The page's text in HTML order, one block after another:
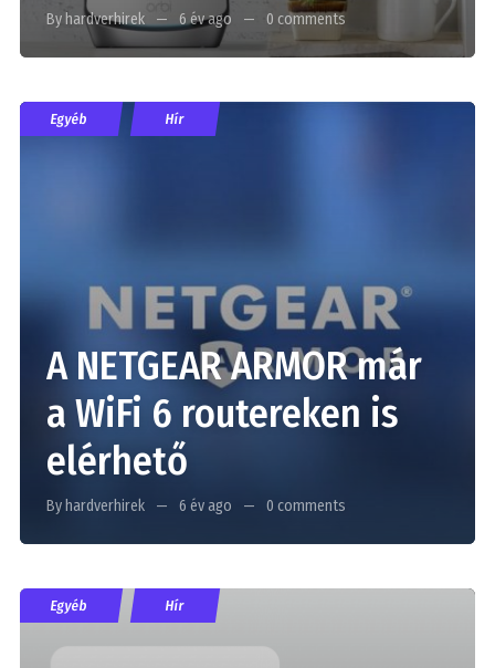
By hardverhirek 6 év ago 0 comments
Egyéb Hír
A NETGEAR ARMOR már
a WiFi 6 routereken is
elérhető
By hardverhirek 6 év ago 0 comments
Egyéb Hír